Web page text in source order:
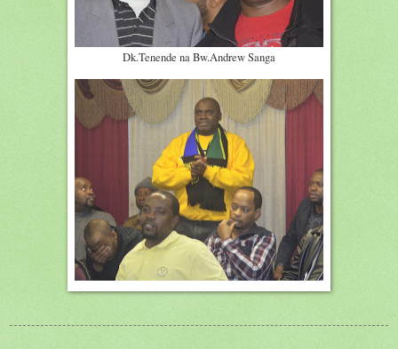
Dk.Tenende na Bw.Andrew Sanga